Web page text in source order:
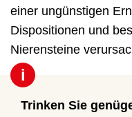
einer ungünstigen
Dispositionen und
Nierensteine
i
Trinken Sie